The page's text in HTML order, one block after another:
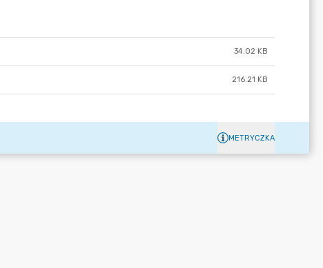
34.02 KB
216.21 KB
METRYCZKA